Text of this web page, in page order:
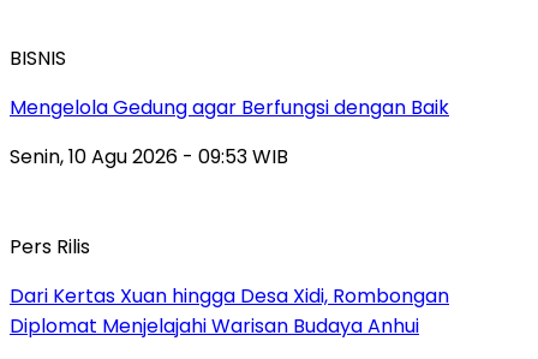
BISNIS
Mengelola Gedung agar Berfungsi dengan Baik
Senin, 10 Agu 2026 - 09:53 WIB
Pers Rilis
Dari Kertas Xuan hingga Desa Xidi, Rombongan
Diplomat Menjelajahi Warisan Budaya Anhui